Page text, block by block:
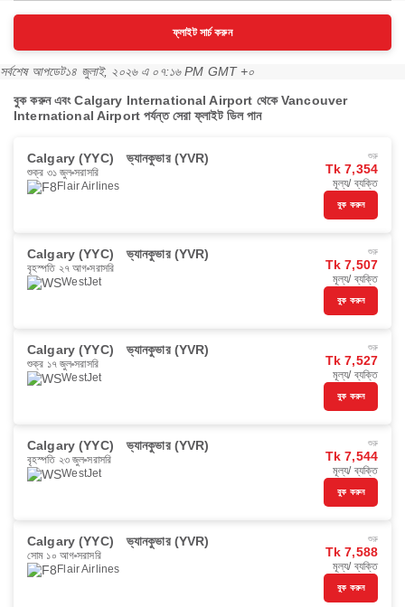
ফ্লাইট সার্চ করুন
সর্বশেষ আপডেট১৪ জুলাই, ২০২৬ এ ০৭:১৬ PM GMT +০
বুক করুন এবং Calgary International Airport থেকে Vancouver
International Airport পর্যন্ত সেরা ফ্লাইট ডিল পান
Calgary (YYC) ভ্যানকুভার (YVR)
শুক্র ৩১ জুল সরাসরি
Flair Airlines
শুরু
Tk 7,354
মূল্য/ ব্যক্তি
বুক করুন
Calgary (YYC) ভ্যানকুভার (YVR)
বৃহস্পতি ২৭ আগ সরাসরি
WestJet
শুরু
Tk 7,507
মূল্য/ ব্যক্তি
বুক করুন
Calgary (YYC) ভ্যানকুভার (YVR)
শুক্র ১৭ জুল সরাসরি
WestJet
শুরু
Tk 7,527
মূল্য/ ব্যক্তি
বুক করুন
Calgary (YYC) ভ্যানকুভার (YVR)
বৃহস্পতি ২৩ জুল সরাসরি
WestJet
শুরু
Tk 7,544
মূল্য/ ব্যক্তি
বুক করুন
Calgary (YYC) ভ্যানকুভার (YVR)
সোম ১০ আগ সরাসরি
Flair Airlines
শুরু
Tk 7,588
মূল্য/ ব্যক্তি
বুক করুন